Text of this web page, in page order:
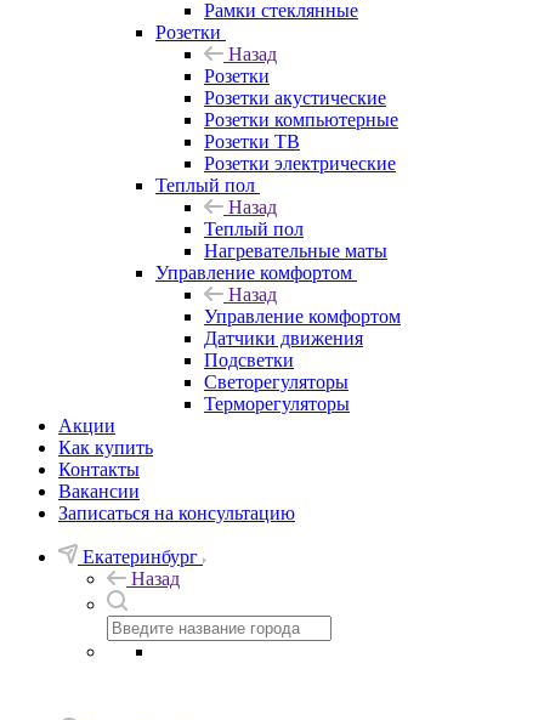
Рамки стеклянные
Розетки
Назад
Розетки
Розетки акустические
Розетки компьютерные
Розетки ТВ
Розетки электрические
Теплый пол
Назад
Теплый пол
Нагревательные маты
Управление комфортом
Назад
Управление комфортом
Датчики движения
Подсветки
Светорегуляторы
Терморегуляторы
Акции
Как купить
Контакты
Вакансии
Записаться на консультацию
Екатеринбург
Назад